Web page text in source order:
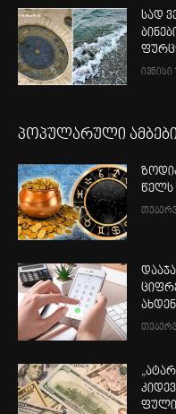
სად
ივნისი
პოპულარული ამბები
წელს